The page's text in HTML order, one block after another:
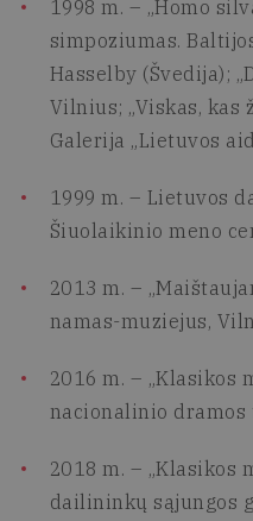
1998 m. – „Homo
simpoziumas.
Hasselby (Švedija);
Vilnius; „Viskas, kas
Galerija „Lietuvos
1999 m. – Lietuvos
Šiuolaikinio meno
2013 m. –
namas-muziejus,
2016 m. – „Klasikos
nacionalinio
2018 m. – „Klasikos
dailininkų sąjungos